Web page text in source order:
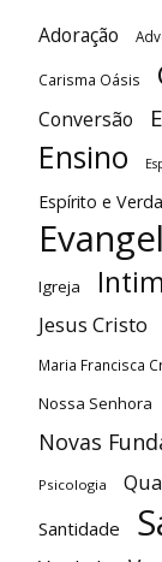
Adoração
Carisma Oásis
Conversão
Ensino
Espírito e
Igreja
Jesus Cristo
Maria Francisca
Nossa Senhora
Novas
Psicologia
Santidade